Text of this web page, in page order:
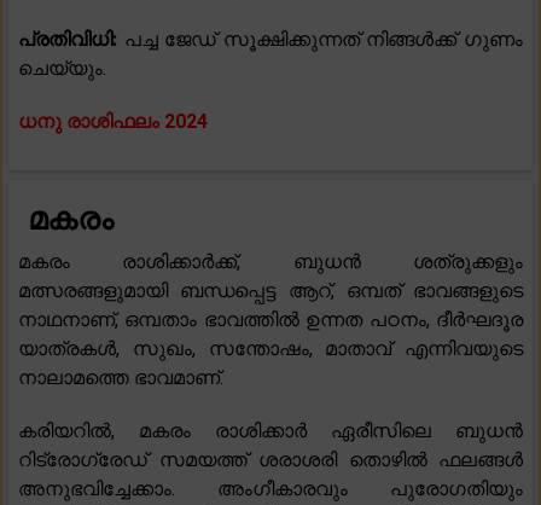
പ്രതിവിധി: പച്ച ജേഡ് സൂക്ഷിക്കുന്നത് നിങ്ങൾക്ക് ഗുണം
ചെയ്യും.
ധനു രാശിഫലം 2024
മകരം
മകരം രാശിക്കാർക്ക്, ബുധൻ ശത്രുക്കളും
മത്സരങ്ങളുമായി ബന്ധപ്പെട്ട ആറ്, ഒമ്പത് ഭാവങ്ങളുടെ
നാഥനാണ്, ഒമ്പതാം ഭാവത്തിൽ ഉന്നത പഠനം, ദീർഘദൂര
യാത്രകൾ, സുഖം, സന്തോഷം, മാതാവ് എന്നിവയുടെ
നാലാമത്തെ ഭാവമാണ്.
കരിയറിൽ, മകരം രാശിക്കാർ ഏരീസിലെ ബുധൻ
റിട്രോഗ്രേഡ് സമയത്ത് ശരാശരി തൊഴിൽ ഫലങ്ങൾ
അനുഭവിച്ചേക്കാം. അംഗീകാരവും പുരോഗതിയും